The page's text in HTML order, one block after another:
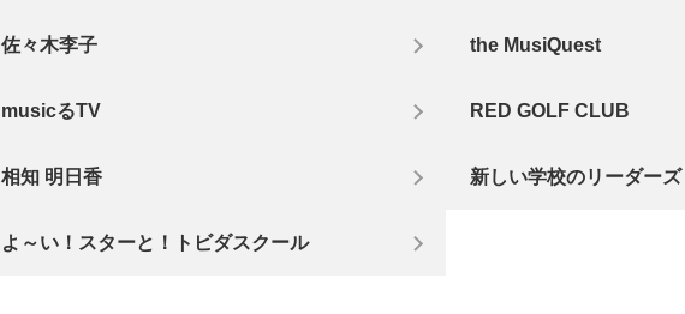
佐々木李子 the MusiQuest
musicるTV RED GOLF CLUB
相知 明日香 新しい学校のリーダーズ
よ～い！スターと！トビダスクール